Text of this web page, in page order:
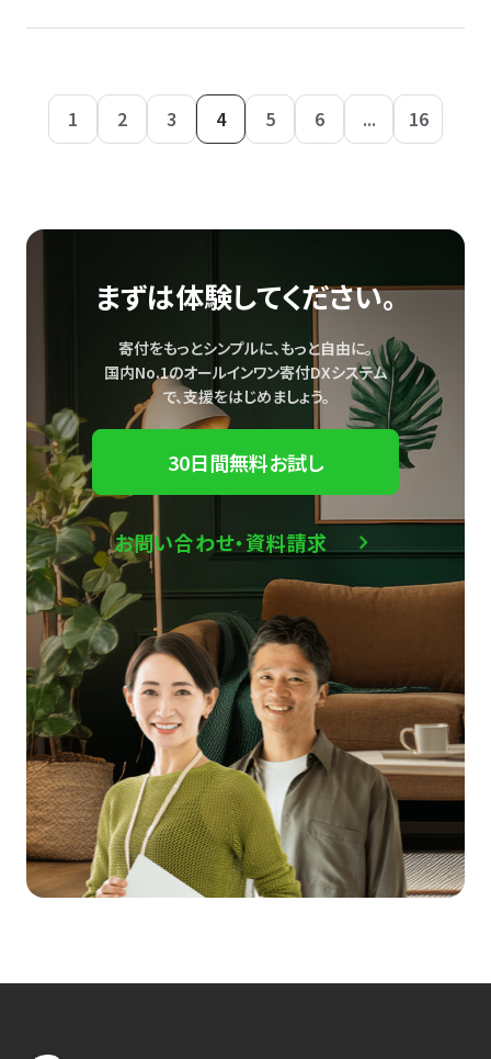
1 2 3 4 5 6 ... 16
まずは体験してください。
寄付をもっとシンプルに、もっと自由に。
国内No.1のオールインワン寄付DXシステム
で、支援をはじめましょう。
30日間無料お試し
お問い合わせ・資料請求